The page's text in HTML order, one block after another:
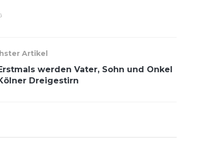
Artikel
werden Vater, Sohn und Onkel
Dreigestirn